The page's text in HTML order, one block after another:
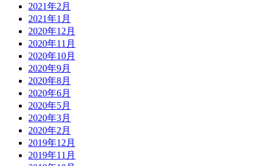
2021年2月
2021年1月
2020年12月
2020年11月
2020年10月
2020年9月
2020年8月
2020年6月
2020年5月
2020年3月
2020年2月
2019年12月
2019年11月